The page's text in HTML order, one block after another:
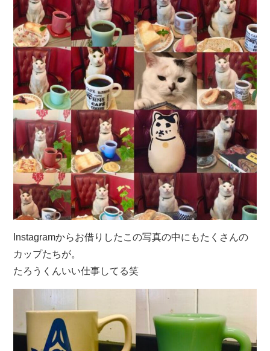
Instagramからお借りしたこの写真の中にもたくさんの
カップたちが。
たろうくんいい仕事してる笑